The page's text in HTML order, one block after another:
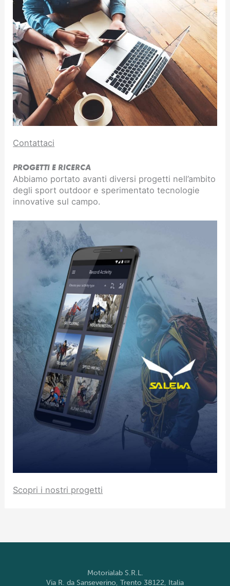
Contattaci
PROGETTI E RICERCA
Abbiamo portato avanti diversi progetti nell’ambito
degli sport outdoor e sperimentato tecnologie
innovative sul campo.
Scopri i nostri progetti
Motorialab S.R.L.
Via R. da Sanseverino, Trento 38122, Italia